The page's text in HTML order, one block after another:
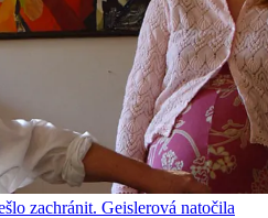
zachránit. Geislerová natočila